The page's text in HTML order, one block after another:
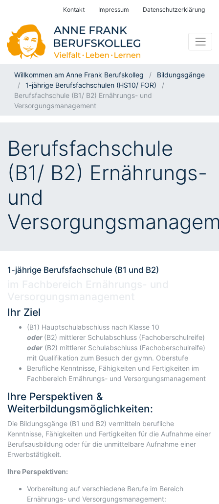
Kontakt Impressum Datenschutzerklärung
Willkommen am Anne Frank Berufskolleg
Bildungsgänge
1-jährige Berufsfachschulen (HS10/ FOR)
Berufsfachschule (B1/ B2) Ernährungs- und
Versorgungsmanagement
Berufsfachschule
(B1/ B2) Ernährungs-
und
1-jährige Berufsfachschule (B1 und B2)
Ihr Ziel
(B1) Hauptschulabschluss nach Klasse 10
oder (B2) mittlerer Schulabschluss (Fachoberschulreife)
oder (B2) mittlerer Schulabschluss (Fachoberschulreife)
mit Qualifikation zum Besuch der gymn. Oberstufe
Berufliche Kenntnisse, Fähigkeiten und Fertigkeiten im
Fachbereich Ernährungs- und Versorgungsmanagement
Ihre Perspektiven &
Weiterbildungsmöglichkeiten:
Die Bildungsgänge (B1 und B2) vermitteln berufliche
Kenntnisse, Fähigkeiten und Fertigkeiten für die Aufnahme einer
Berufsausbildung oder für die unmittelbare Aufnahme einer
Erwerbstätigkeit.
Ihre Perspektiven:
Vorbereitung auf verschiedene Berufe im Bereich
Ernährungs- und Versorgungsmanagement: